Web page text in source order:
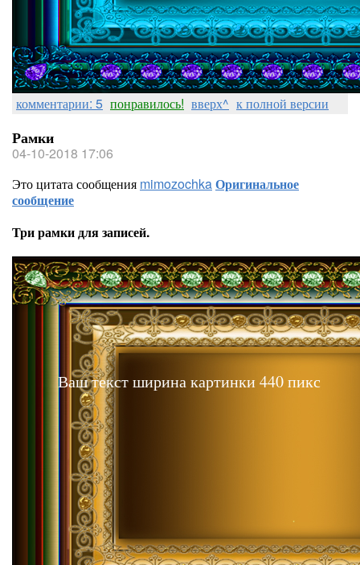
комментарии: 5 понравилось! вверх^ к полной версии
Рамки
04-10-2018 17:06
Это цитата сообщения mimozochkaОригинальное
сообщение
Три рамки для записей.
Ваш текст ширина картинки 440 пикс